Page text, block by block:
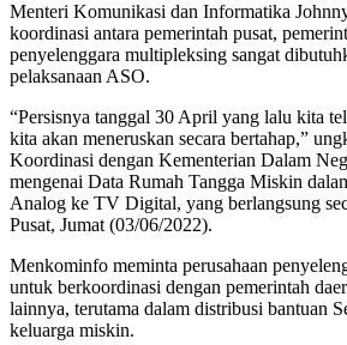
Menteri Komunikasi dan Informatika
koordinasi antara pemerintah pusat,
penyelenggara multipleksing sangat
pelaksanaan ASO.
“Persisnya tanggal 30 April yang lalu kita
kita akan meneruskan secara bertahap,”
Koordinasi dengan Kementerian Dalam
mengenai Data Rumah Tangga Miskin
Analog ke TV Digital, yang berlangsung
Pusat, Jumat (03/06/2022).
Menkominfo meminta perusahaan
untuk berkoordinasi dengan pemerintah
lainnya, terutama dalam distribusi bantuan
keluarga miskin.